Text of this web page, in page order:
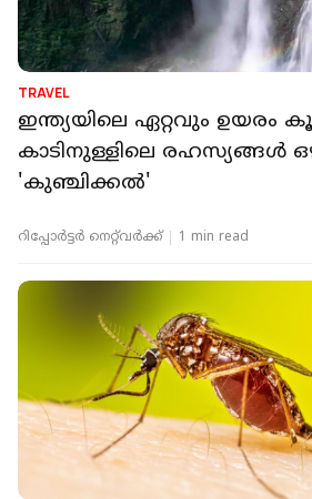
TRAVEL
ഇന്ത്യയിലെ ഏറ്റവും ഉയരം
കാടിനുള്ളിലെ രഹസ്യങ്ങൾ
'കുഞ്ചിക്കൽ'
റിപ്പോർട്ടർ നെറ്റ്‌വര്‍ക്ക്‌ 1 min read